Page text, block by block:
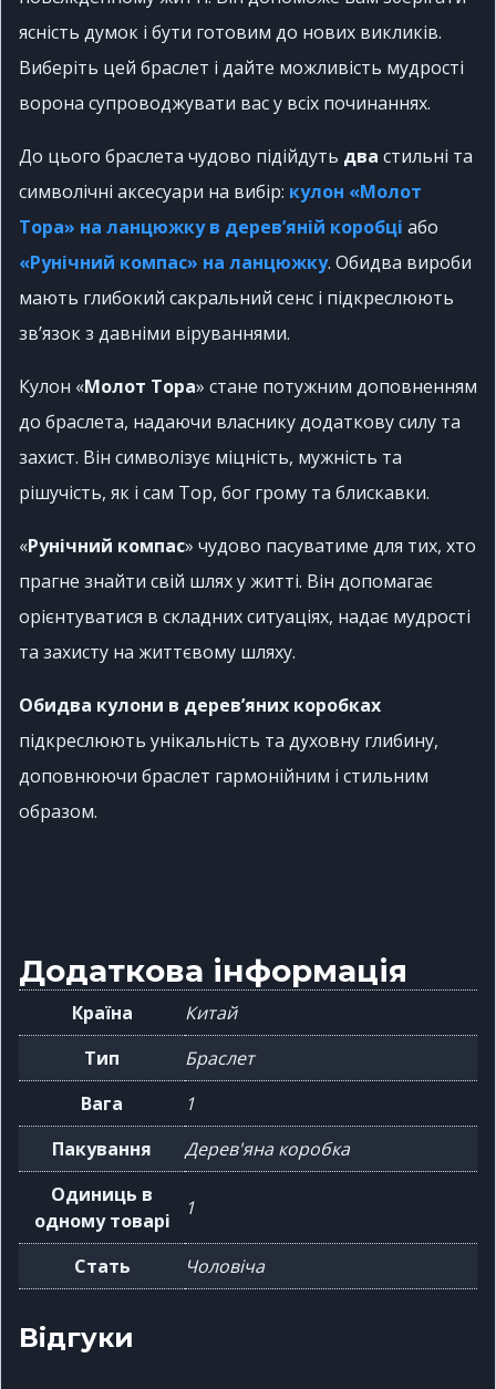
ясність думок і бути готовим до нових викликів.
Виберіть цей браслет і дайте можливість мудрості
ворона супроводжувати вас у всіх починаннях.
До цього браслета чудово підійдуть два стильні та
символічні аксесуари на вибір: кулон «Молот
Тора» на ланцюжку в дерев’яній коробці або
«Рунічний компас» на ланцюжку. Обидва вироби
мають глибокий сакральний сенс і підкреслюють
зв’язок з давніми віруваннями.
Кулон «Молот Тора» стане потужним доповненням
до браслета, надаючи власнику додаткову силу та
захист. Він символізує міцність, мужність та
рішучість, як і сам Тор, бог грому та блискавки.
«Рунічний компас» чудово пасуватиме для тих, хто
прагне знайти свій шлях у житті. Він допомагає
орієнтуватися в складних ситуаціях, надає мудрості
та захисту на життєвому шляху.
Обидва кулони в дерев’яних коробках
підкреслюють унікальність та духовну глибину,
доповнюючи браслет гармонійним і стильним
образом.
Додаткова інформація
Країна
Китай
Тип
Браслет
Вага
1
Пакування
Дерев'яна коробка
Одиниць в
одному товарі
1
Стать Чоловіча
Відгуки